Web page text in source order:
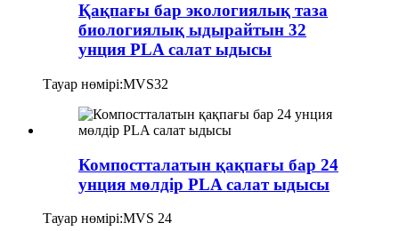
Қақпағы бар экологиялық таза
биологиялық ыдырайтын 32
унция PLA салат ыдысы
Тауар нөмірі:MVS32
Компостталатын қақпағы бар 24
унция мөлдір PLA салат ыдысы
Тауар нөмірі:MVS 24